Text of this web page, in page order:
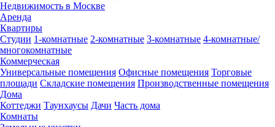
Недвижимость в Москве
Аренда
Квартиры
Студии 1-комнатные 2-комнатные 3-комнатные 4-комнатные/
многокомнатные
Коммерческая
Универсальные помещения Офисные помещения Торговые
площади Складские помещения Производственные помещения
Дома
Коттеджи Таунхаусы Дачи Часть дома
Комнаты